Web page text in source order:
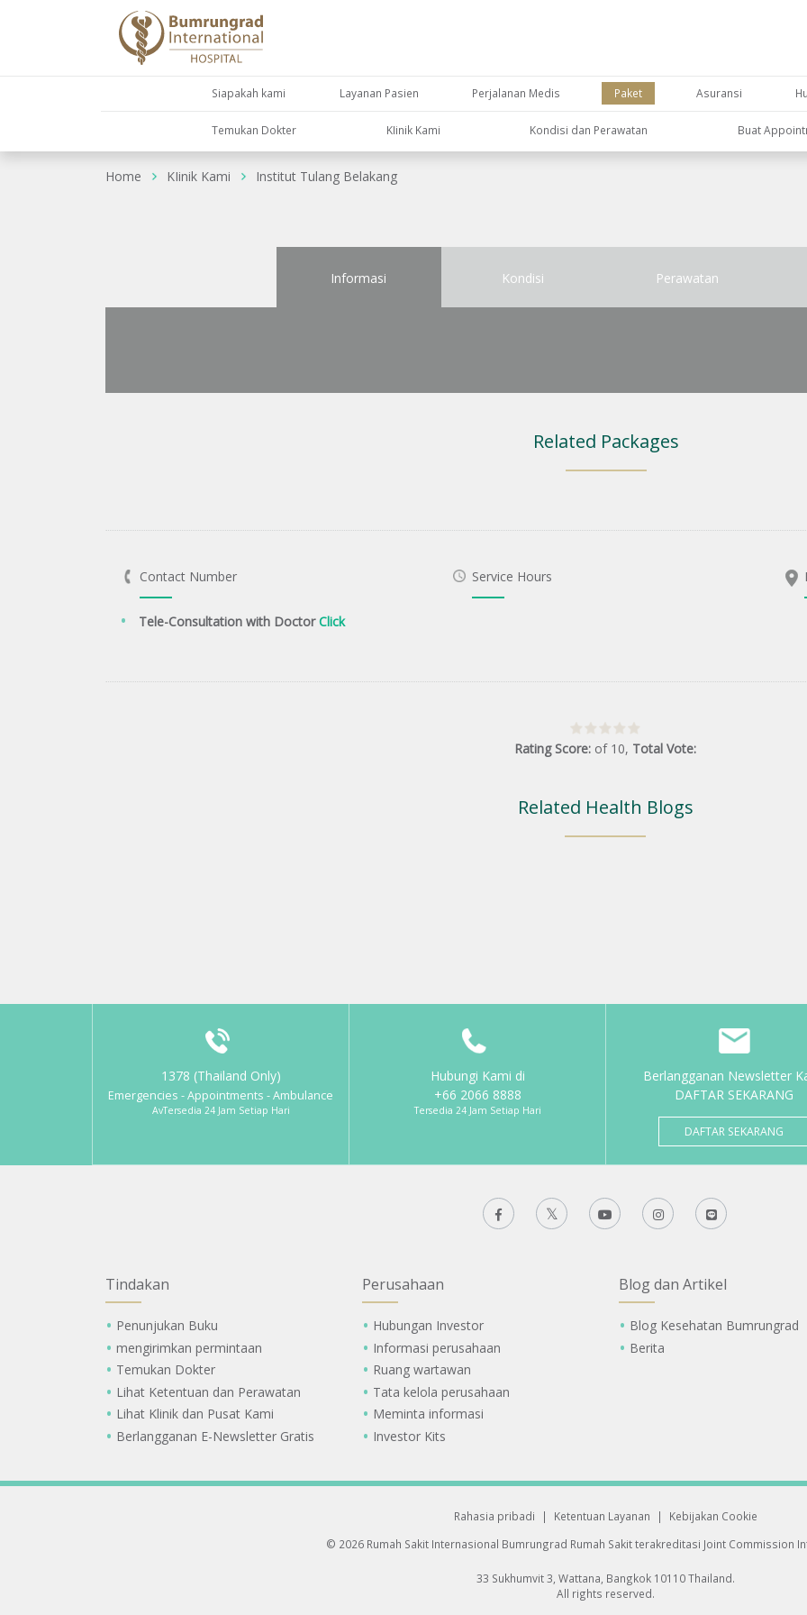
Siapakah kami Layanan Pasien Perjalanan Medis Paket Asuransi
Temukan Dokter KIinik Kami Kondisi dan Perawatan Buat
Home KIinik Kami Institut Tulang Belakang
Informasi Kondisi Perawatan
Related Packages
Contact Number
Tele-Consultation with DoctorClick
Service Hours
Rating Score: of 10, Total Vote:
Related Health Blogs
1378 (Thailand Only)
Emergencies - Appointments - Ambulance
AvTersedia 24 Jam Setiap Hari
Hubungi Kami di
+66 2066 8888
Tersedia 24 Jam Setiap Hari
Berlangganan Newsletter
DAFTAR SEKARANG
DAFTAR SEKARANG
Tindakan
Penunjukan Buku
mengirimkan permintaan
Temukan Dokter
Lihat Ketentuan dan Perawatan
Lihat Klinik dan Pusat Kami
Berlangganan E-Newsletter Gratis
Perusahaan
Hubungan Investor
Informasi perusahaan
Ruang wartawan
Tata kelola perusahaan
Meminta informasi
Investor Kits
Blog dan Artikel
Blog Kesehatan Bumrungrad
Berita
Rahasia pribadi | Ketentuan Layanan |
Kebijakan Cookie
© 2026 Rumah Sakit Internasional Bumrungrad Rumah Sakit terakreditasi Joint Commission
33 Sukhumvit 3, Wattana, Bangkok 10110 Thailand.
All rights reserved.